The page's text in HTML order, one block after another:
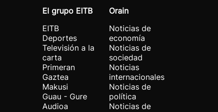
El grupo EITB
EITB
Deportes
Televisión a la
carta
Primeran
Gaztea
Makusi
Guau - Gure
Audioa
Orain
Noticias de
economía
Noticias de
sociedad
Noticias
internacionales
Noticias de
política
Noticias de